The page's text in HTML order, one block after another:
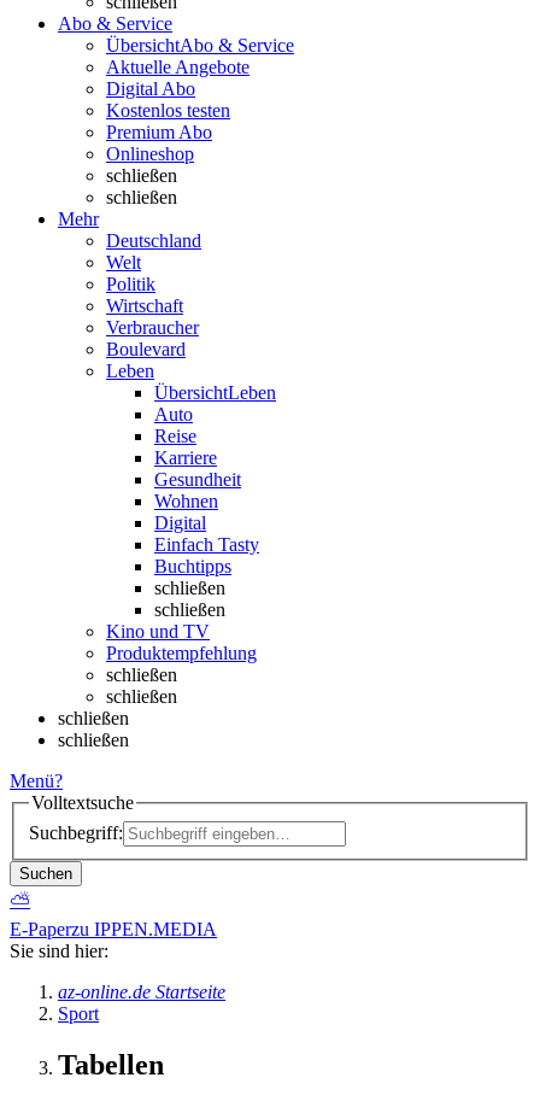
Abo & Service
ÜbersichtAbo & Service
Aktuelle Angebote
Digital Abo
Kostenlos testen
Premium Abo
Onlineshop
schließen
schließen
Mehr
Deutschland
Welt
Politik
Wirtschaft
Verbraucher
Boulevard
Leben
ÜbersichtLeben
Auto
Reise
Karriere
Gesundheit
Wohnen
Digital
Einfach Tasty
Buchtipps
schließen
schließen
Kino und TV
Produktempfehlung
schließen
schließen
schließen
schließen
Menü?
Volltextsuche
Suchbegriff:
Suchen
⛅
E-Paperzu IPPEN.MEDIA
Sie sind hier:
az-online.de Startseite
Sport
Tabellen